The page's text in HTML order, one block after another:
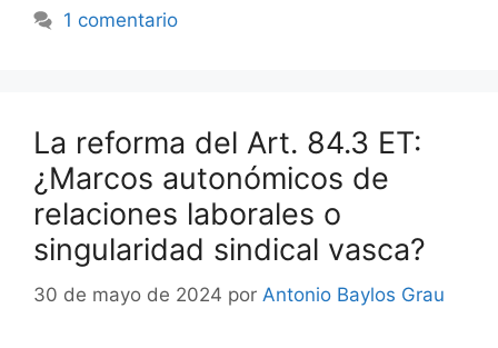
1 comentario
La reforma del Art. 84.3 ET:
¿Marcos autonómicos de
relaciones laborales o
singularidad sindical vasca?
30 de mayo de 2024 por Antonio Baylos Grau